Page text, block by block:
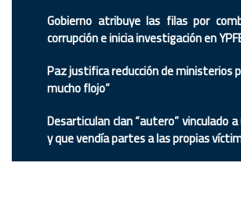
Gobierno atribuye las filas por
corrupción e inicia investigación en
Paz justifica reducción de ministerios
mucho flojo”
Desarticulan clan “autero” vinculado
y que vendía partes a las propias